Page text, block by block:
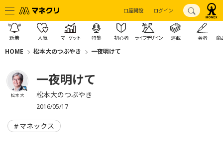
口座開設 ログイン
新着 人気 マーケット 特集 初心者 ライフデザイン 連載 著者 商
HOME 松本大のつぶやき 一夜明けて
松本 大
一夜明けて
松本大のつぶやき
2016/05/17
マネックス